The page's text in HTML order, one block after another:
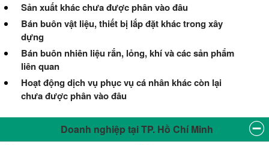
Sản xuất khác chưa được phân vào đâu
Bán buôn vật liệu, thiết bị lắp đặt khác trong xây
dựng
Bán buôn nhiên liệu rắn, lỏng, khí và các sản phẩm
liên quan
Hoạt động dịch vụ phục vụ cá nhân khác còn lại
chưa được phân vào đâu
Doanh nghiệp tại TP. Hồ Chí Minh